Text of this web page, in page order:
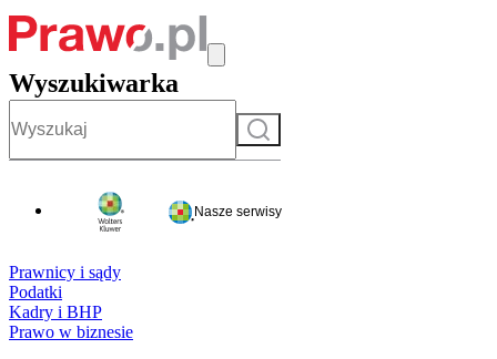
Wyszukiwarka
Szukaj
Nasze serwisy
Prawnicy i sądy
Podatki
Kadry i BHP
Prawo w biznesie